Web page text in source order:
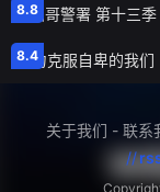
8.8
芝加哥警署 第十三季
8.4
第12集
努力克服自卑的我们
关于我们 - 联系
//